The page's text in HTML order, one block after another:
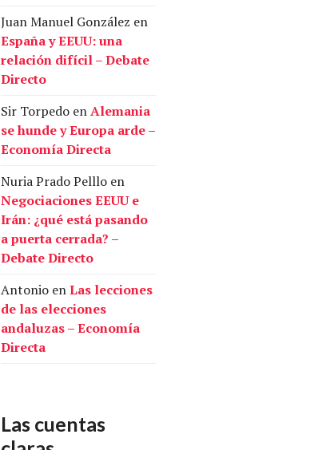
Juan Manuel González en
España y EEUU: una
relación difícil – Debate
Directo
Sir Torpedo enAlemania
se hunde y Europa arde –
Economía Directa
Nuria Prado Pelllo en
Negociaciones EEUU e
Irán: ¿qué está pasando
a puerta cerrada? –
Debate Directo
Antonio enLas lecciones
de las elecciones
andaluzas – Economía
Directa
Las cuentas